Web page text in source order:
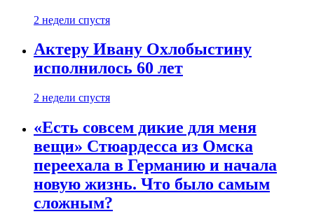
2 недели спустя
Актеру Ивану Охлобыстину
исполнилось 60 лет
2 недели спустя
«Есть совсем дикие для меня
вещи» Стюардесса из Омска
переехала в Германию и начала
новую жизнь. Что было самым
сложным?